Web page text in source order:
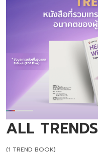
ALL TRENDS
(1 TREND BOOK)